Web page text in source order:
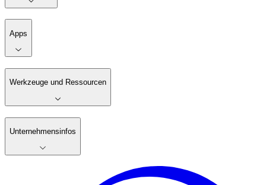
Apps
Werkzeuge und Ressourcen
Unternehmensinfos